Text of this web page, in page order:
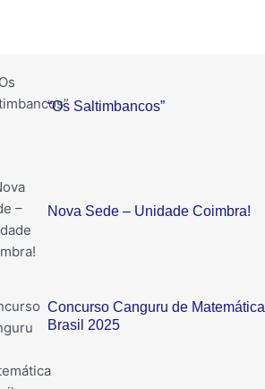
“Os Saltimbancos”
Nova Sede – Unidade Coimbra!
Concurso Canguru de Matemática
Brasil 2025